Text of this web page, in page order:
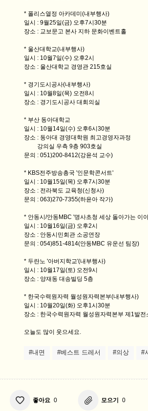
* 폴리스열정 아카데미(내부행사)
일시 : 9월25일(금) 오후7시30분
장소 : 교보문고 본사 지하 문화이벤트홀
* 울산대학교(내부행사)
일시 : 10월7일(수) 오후2시
장소 : 울산대학교 경영관 215호실
* 경기도시공사(내부행사)
일시 : 10월8일(목) 오전8시
장소 : 경기도시공사 대회의실
* 부산 동아대학교
일시 : 10월14일(수) 오후6시30분
장소 : 동아대 경영대학원 최고경영자과정
강의실 우측 9층 903호실
문의 : 051)200-8412(강윤석 교수)
* KBS전주방송총국 '인문학콘서트'
일시 : 10월15일(목) 오후7시30분
장소 : 전라북도 교육청(신청사)
문의 : 063)270-7355(하윤아 작가)
* 안동시/안동MBC '명사초청 세상 돌아가는 이
일시 : 10월16일(금) 오후2시
장소 : 안동시민회관 소공연장
문의 : 054)851-4814(안동MBC 유운선 팀장)
* 두란노 '아버지학교'(내부행사)
일시 : 10월17일(토) 오전9시
장소 : 양재동 대송빌딩 5층
* 한국수력원자력 월성원자력본부(내부행사)
일시 : 10월20일(화) 오후1시30분
장소 : 한국수력원자력 월성원자력본부 제1발전
오늘도 많이 웃으세요.
#내면 #베스트 드레서 #의상 #
좋아요 0 모으기 0